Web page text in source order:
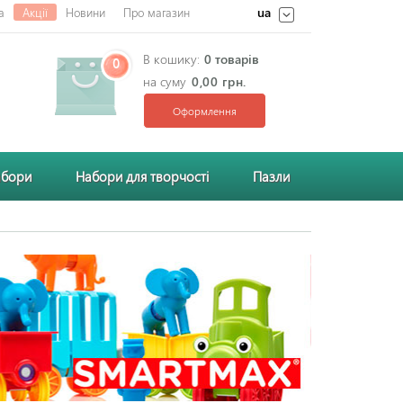
Акції Новини Про магазин ua
0 В кошику: 0 товарів
на суму 0,00 грн.
Оформлення
Набори для творчості Пазли